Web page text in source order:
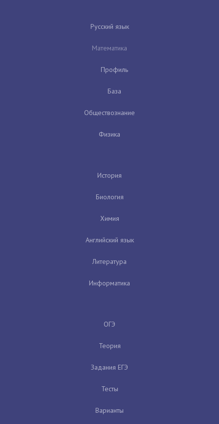
Русский язык
Математика
Профиль
База
Обществознание
Физика
История
Биология
Химия
Английский язык
Литература
Информатика
ОГЭ
Теория
Задания ЕГЭ
Тесты
Варианты